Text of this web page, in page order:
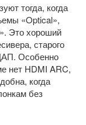
тогда, когда
«Optical»,
Это хороший
старого
Особенно
нет HDMI ARC,
когда
без